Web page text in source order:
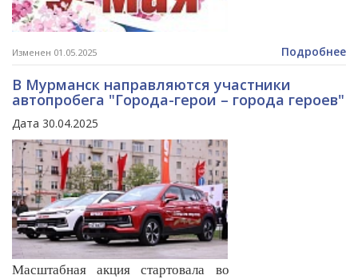
Изменен 01.05.2025 Подробнее
В Мурманск направляются участники
автопробега "Города-герои – города героев"
Дата 30.04.2025
Масштабная акция стартовала во